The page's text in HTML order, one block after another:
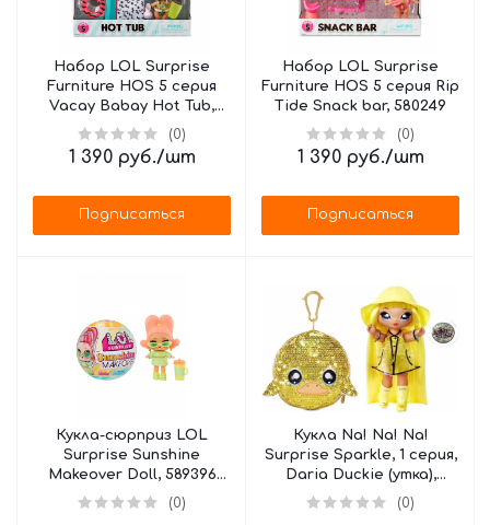
Набор LOL Surprise
Furniture HOS 5 серия
Vacay Babay Hot Tub,
580232
(0)
1 390руб./шт
Подписаться
Набор LOL Surprise
Furniture HOS 5 серия Rip
Tide Snack bar, 580249
(0)
1 390руб./шт
Подписаться
Кукла-сюрприз LOL
Surprise Sunshine
Makeover Doll, 589396
(уценка)
(0)
Кукла Na! Na! Na!
Surprise Sparkle, 1 серия,
Daria Duckie (утка),
573777 (уценка)
(0)